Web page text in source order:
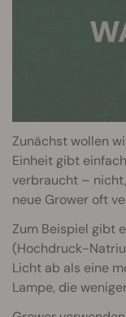
Zunächst wollen
Einheit gibt
verbraucht –
neue Grower oft
Zum Beispiel gibt
(Hochdruck-
Licht ab als eine
Lampe, die